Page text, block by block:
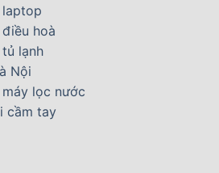
hoà
lạnh
Nội
lọc nước
cầm tay